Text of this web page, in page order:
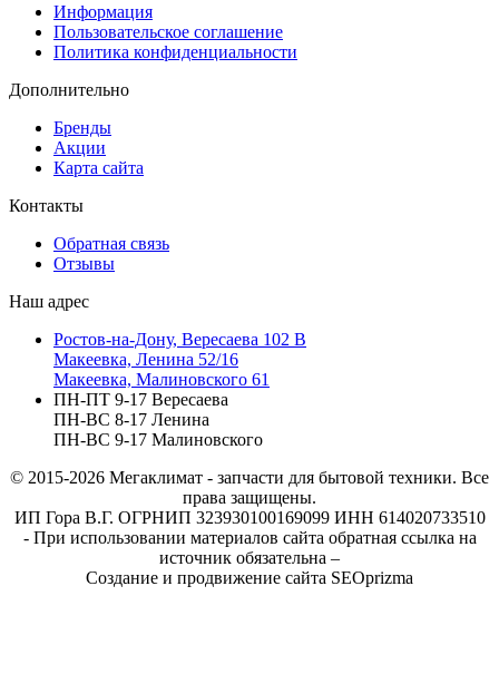
Информация
Пользовательское соглашение
Политика конфиденциальности
Дополнительно
Бренды
Акции
Карта сайта
Контакты
Обратная связь
Отзывы
Наш адрес
Ростов-на-Дону, Вересаева 102 В
Макеевка, Ленина 52/16
Макеевка, Малиновского 61
ПН-ПТ 9-17 Вересаева
ПН-ВС 8-17 Ленина
ПН-ВС 9-17 Малиновского
© 2015-2026 Мегаклимат - запчасти для бытовой техники. Все
права защищены.
ИП Гора В.Г. ОГРНИП 323930100169099 ИНН 614020733510
- При использовании материалов сайта обратная ссылка на
источник обязательна –
Создание и продвижение сайта SEOprizma